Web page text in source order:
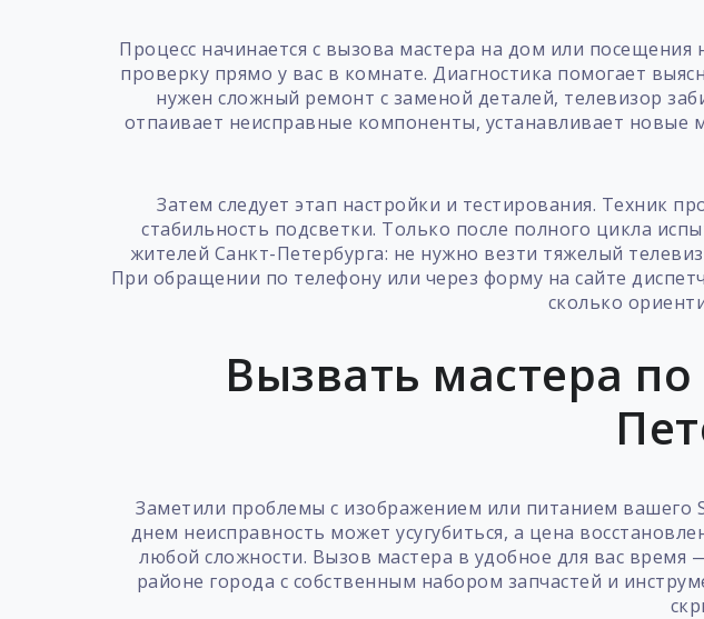
Процесс начинается с вызова мастера на дом или
проверку прямо у вас в комнате. Диагностика помогает
нужен сложный ремонт с заменой деталей, телевизор
отпаивает неисправные компоненты, устанавливает новые
Затем следует этап настройки и тестирования. Техник
стабильность подсветки. Только после полного цикла
жителей Санкт-Петербурга: не нужно везти тяжелый
При обращении по телефону или через форму на сайте
сколько
Вызвать мастера
Заметили проблемы с изображением или питанием вашего
днем неисправность может усугубиться, а цена
любой сложности. Вызов мастера в удобное для вас
районе города с собственным набором запчастей и